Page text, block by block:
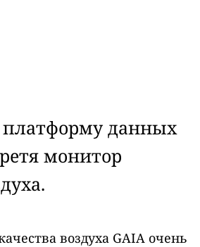
данных
монитор
воздуха GAIA очень